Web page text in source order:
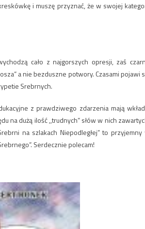
i muszę przyznać, że w swojej
cało z najgorszych opresji, zaś
a nie bezduszne potwory. Czasami pojawi
Srebrnych.
z prawdziwego zdarzenia mają
na dużą ilość ,,trudnych” słów w nich
na szlakach Niepodległej” to przyjemny
Serdecznie polecam!